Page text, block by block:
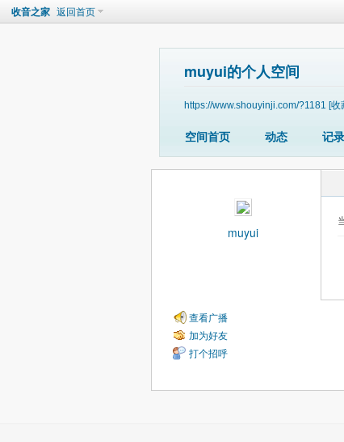
收音之家 返回首页
muyui的个人空间
https://www.shouyinji.com/?1181 [收
空间首页 动态 记录
muyui
查看广播
加为好友
打个招呼